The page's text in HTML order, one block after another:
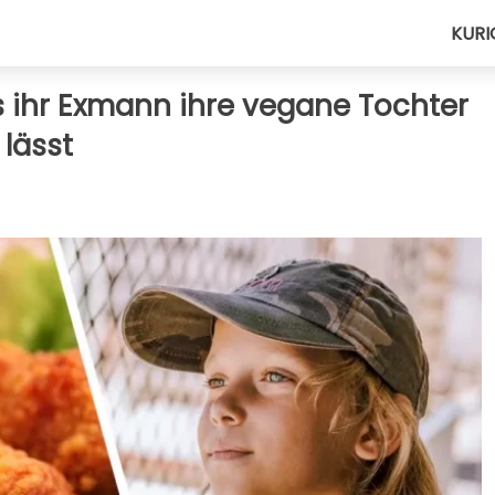
Exmann ihre vegane Tochter